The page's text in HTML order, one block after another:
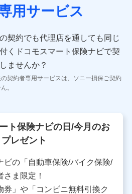
、株式会社NTTドコモおよび提携
提供するため
約内容等のパーソナルデータを分
嗜好・傾向に応じたサービス・商
の配信等を行うことがありま
の実施のため
等の実施のため
う各共同利用者（詳細は次のと
丁目11番1号 山王パークタワー
表取締役社長 前田 義晃
用サービス
契約でも代理店を通しても同じ
くドコモスマート保険ナビで契
ませんか？
契約者専用サービスは、ソニー損保ご契約
。
ト保険ナビの日/今月のお
レゼント
ビの「自動車保険/バイク保険/
ま限定！
券」や「コンビニ無料引換ク